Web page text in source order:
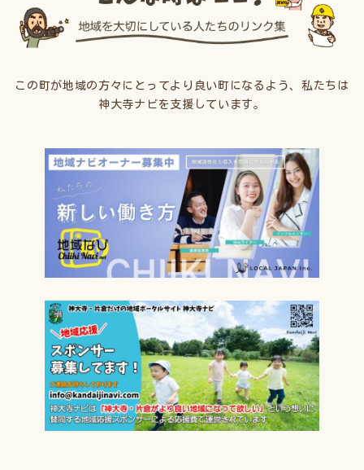
この町が地域の方々にとってより良い町になるよう、私たちは
神大寺ナビを支援しています。